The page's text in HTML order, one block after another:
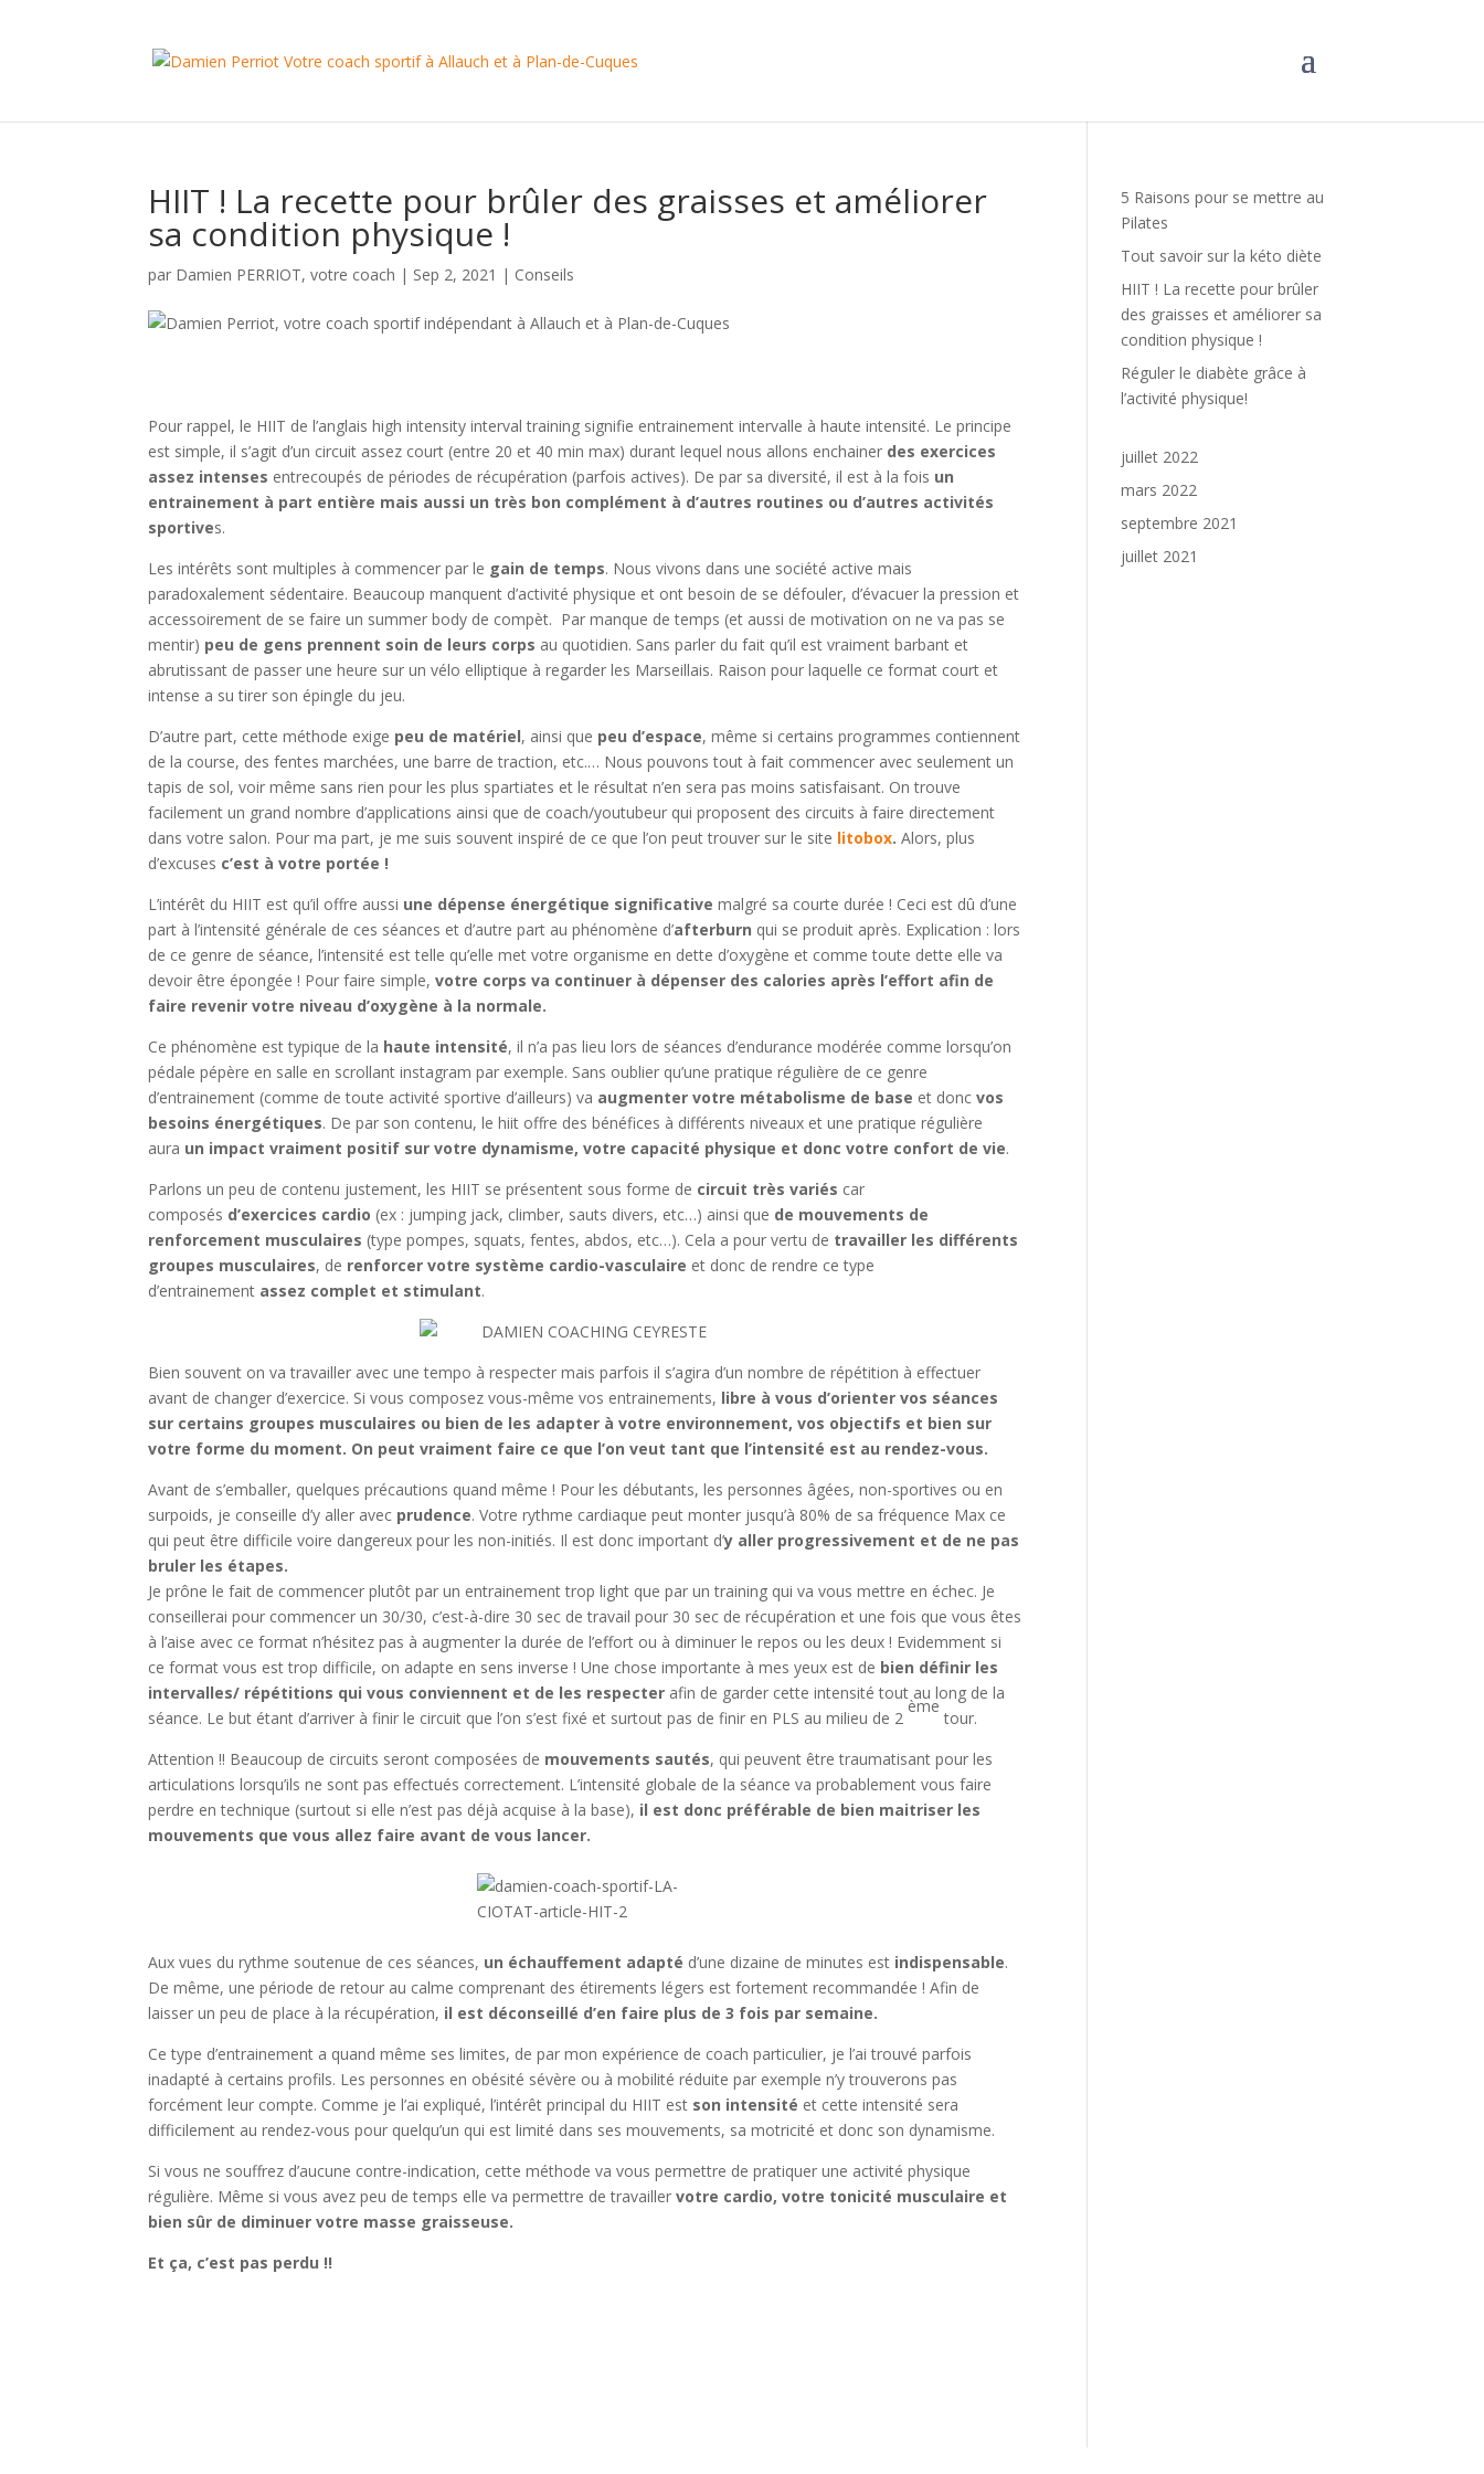
HIIT ! La recette pour brûler des graisses et améliorer
sa condition physique !
par Damien PERRIOT, votre coach | Sep 2, 2021 | Conseils
Pour rappel, le HIIT de l’anglais high intensity interval training signifie entrainement intervalle à haute intensité. Le principe
est simple, il s’agit d’un circuit assez court (entre 20 et 40 min max) durant lequel nous allons enchainer des exercices
assez intenses entrecoupés de périodes de récupération (parfois actives). De par sa diversité, il est à la fois un
entrainement à part entière mais aussi un très bon complément à d’autres routines ou d’autres activités
sportives.
Les intérêts sont multiples à commencer par le gain de temps. Nous vivons dans une société active mais
paradoxalement sédentaire. Beaucoup manquent d’activité physique et ont besoin de se défouler, d’évacuer la pression et
accessoirement de se faire un summer body de compèt. Par manque de temps (et aussi de motivation on ne va pas se
mentir) peu de gens prennent soin de leurs corps au quotidien. Sans parler du fait qu’il est vraiment barbant et
abrutissant de passer une heure sur un vélo elliptique à regarder les Marseillais. Raison pour laquelle ce format court et
intense a su tirer son épingle du jeu.
D’autre part, cette méthode exige peu de matériel, ainsi que peu d’espace, même si certains programmes contiennent
de la course, des fentes marchées, une barre de traction, etc.… Nous pouvons tout à fait commencer avec seulement un
tapis de sol, voir même sans rien pour les plus spartiates et le résultat n’en sera pas moins satisfaisant. On trouve
facilement un grand nombre d’applications ainsi que de coach/youtubeur qui proposent des circuits à faire directement
dans votre salon. Pour ma part, je me suis souvent inspiré de ce que l’on peut trouver sur le site litobox.Alors, plus
d’excuses c’est à votre portée !
L’intérêt du HIIT est qu’il offre aussi une dépense énergétique significative malgré sa courte durée ! Ceci est dû d’une
part à l’intensité générale de ces séances et d’autre part au phénomène d’afterburn qui se produit après. Explication : lors
de ce genre de séance, l’intensité est telle qu’elle met votre organisme en dette d’oxygène et comme toute dette elle va
devoir être épongée ! Pour faire simple,votre corps va continuer à dépenser des calories après l’effort afin de
faire revenir votre niveau d’oxygène à la normale.
Ce phénomène est typique de la haute intensité, il n’a pas lieu lors de séances d’endurance modérée comme lorsqu’on
pédale pépère en salle en scrollant instagram par exemple. Sans oublier qu’une pratique régulière de ce genre
d’entrainement (comme de toute activité sportive d’ailleurs) va augmenter votre métabolisme de base et doncvos
besoins énergétiques. De par son contenu, le hiit offre des bénéfices à différents niveaux et une pratique régulière
aura un impact vraiment positif sur votre dynamisme, votre capacité physique et donc votre confort de vie.
Parlons un peu de contenu justement, les HIIT se présentent sous forme de circuit très variés car
composés d’exercices cardio (ex : jumping jack, climber, sauts divers, etc…) ainsi que de mouvements de
renforcement musculaires (type pompes, squats, fentes, abdos, etc…). Cela a pour vertu de travailler les différents
groupes musculaires, de renforcer votre système cardio-vasculaire et donc de rendre ce type
d’entrainement assez complet et stimulant.
Bien souvent on va travailler avec une tempo à respecter mais parfois il s’agira d’un nombre de répétition à effectuer
avant de changer d’exercice. Si vous composez vous-même vos entrainements, libre à vous d’orienter vos séances
sur certains groupes musculaires ou bien de les adapter à votre environnement, vos objectifs et bien sur
votre forme du moment. On peut vraiment faire ce que l’on veut tant que l’intensité est au rendez-vous.
Avant de s’emballer, quelques précautions quand même ! Pour les débutants, les personnes âgées, non-sportives ou en
surpoids, je conseille d’y aller avec prudence. Votre rythme cardiaque peut monter jusqu’à 80% de sa fréquence Max ce
qui peut être difficile voire dangereux pour les non-initiés. Il est donc important d’y aller progressivement et de ne pas
bruler les étapes.
Je prône le fait de commencer plutôt par un entrainement trop light que par un training qui va vous mettre en échec. Je
conseillerai pour commencer un 30/30, c’est-à-dire 30 sec de travail pour 30 sec de récupération et une fois que vous êtes
à l’aise avec ce format n’hésitez pas à augmenter la durée de l’effort ou à diminuer le repos ou les deux ! Evidemment si
ce format vous est trop difficile, on adapte en sens inverse ! Une chose importante à mes yeux est de bien définir les
intervalles/ répétitions qui vous conviennent et de les respecter afin de garder cette intensité tout au long de la
séance. Le but étant d’arriver à finir le circuit que l’on s’est fixé et surtout pas de finir en PLS au milieu de 2
ème
tour.
Attention !! Beaucoup de circuits seront composées de mouvements sautés, qui peuvent être traumatisant pour les
articulations lorsqu’ils ne sont pas effectués correctement. L’intensité globale de la séance va probablement vous faire
perdre en technique (surtout si elle n’est pas déjà acquise à la base), il est donc préférable de bien maitriser les
mouvements que vous allez faire avant de vous lancer.
Aux vues du rythme soutenue de ces séances, un échauffement adapté d’une dizaine de minutes est indispensable.
De même, une période de retour au calme comprenant des étirements légers est fortement recommandée ! Afin de
laisser un peu de place à la récupération, il est déconseillé d’en faire plus de 3 fois par semaine.
Ce type d’entrainement a quand même ses limites, de par mon expérience de coach particulier, je l’ai trouvé parfois
inadapté à certains profils. Les personnes en obésité sévère ou à mobilité réduite par exemple n’y trouverons pas
forcément leur compte. Comme je l’ai expliqué, l’intérêt principal du HIIT est son intensité et cette intensité sera
difficilement au rendez-vous pour quelqu’un qui est limité dans ses mouvements, sa motricité et donc son dynamisme.
Si vous ne souffrez d’aucune contre-indication, cette méthode va vous permettre de pratiquer une activité physique
régulière. Même si vous avez peu de temps elle va permettre de travaillervotre cardio, votre tonicité musculaire et
bien sûr de diminuer votre masse graisseuse.
Et ça, c’est pas perdu !!
5 Raisons pour se mettre au
Pilates
Tout savoir sur la kéto diète
HIIT ! La recette pour brûler
des graisses et améliorer sa
condition physique !
Réguler le diabète grâce à
l’activité physique!
juillet 2022
mars 2022
septembre 2021
juillet 2021